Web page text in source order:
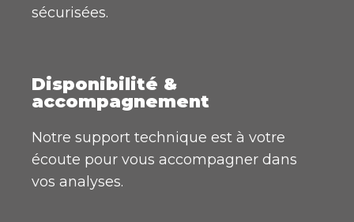
sécurisées.
Disponibilité &
accompagnement
Notre support technique est à votre
écoute pour vous accompagner dans
vos analyses.